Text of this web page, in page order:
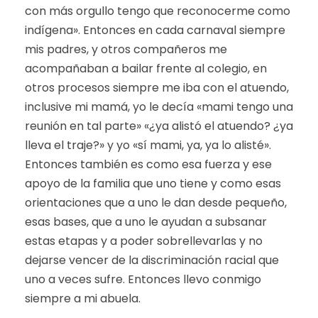
con más orgullo tengo que reconocerme como
indígena». Entonces en cada carnaval siempre
mis padres, y otros compañeros me
acompañaban a bailar frente al colegio, en
otros procesos siempre me iba con el atuendo,
inclusive mi mamá, yo le decía «mami tengo una
reunión en tal parte» «¿ya alistó el atuendo? ¿ya
lleva el traje?» y yo «sí mami, ya, ya lo alisté».
Entonces también es como esa fuerza y ese
apoyo de la familia que uno tiene y como esas
orientaciones que a uno le dan desde pequeño,
esas bases, que a uno le ayudan a subsanar
estas etapas y a poder sobrellevarlas y no
dejarse vencer de la discriminación racial que
uno a veces sufre. Entonces llevo conmigo
siempre a mi abuela.